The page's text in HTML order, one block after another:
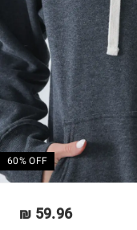
60% OFF
59.96 ₪